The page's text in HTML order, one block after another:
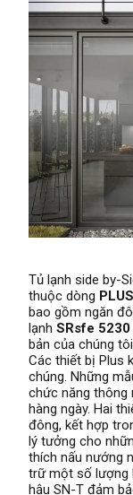
Tủ lạnh side by-
thuộc dòng PLUS
bao gồm ngăn
lạnh SRsfe
bản của chúng
Các thiết bị Plus
chúng. Những
chức năng thông
hàng ngày. Hai
đông, kết hợp
lý tưởng cho
thích nấu nướng
trữ một số lượng
hậu SN-T đảm